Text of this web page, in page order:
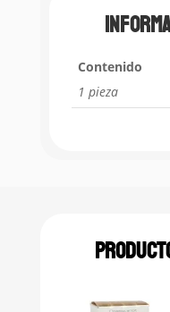
Contenido
1 pieza